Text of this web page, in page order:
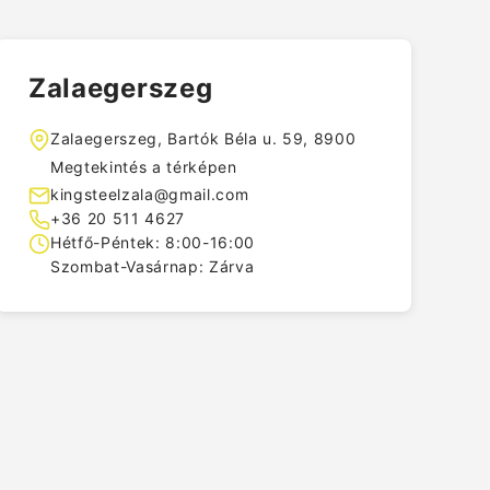
Zalaegerszeg
Zalaegerszeg, Bartók Béla u. 59, 8900
Megtekintés a térképen
kingsteelzala@gmail.com
+36 20 511 4627
Hétfő-Péntek: 8:00-16:00
Szombat-Vasárnap: Zárva